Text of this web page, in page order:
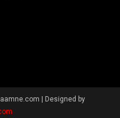
| Designed by